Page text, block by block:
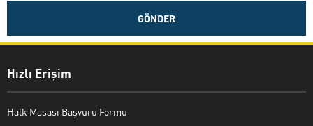
Hızlı Erişim
Halk Masası Başvuru Formu